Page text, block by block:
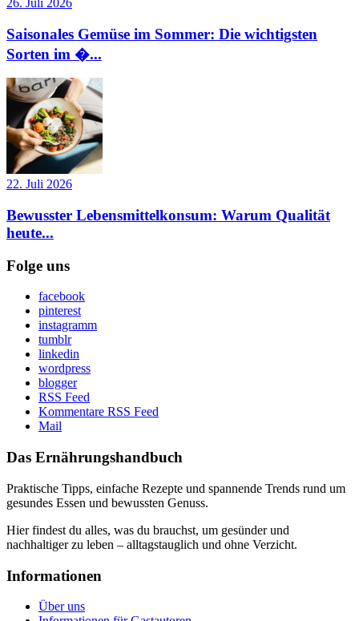
Saisonales Gemüse im Sommer: Die wichtigsten
Sorten im �...
22. Juli 2026
Bewusster Lebensmittelkonsum: Warum Qualität
heute...
Folge uns
facebook
pinterest
instagramm
tumblr
linkedin
wordpress
blogger
RSS Feed
Kommentare RSS Feed
Mail
Das Ernährungshandbuch
Praktische Tipps, einfache Rezepte und spannende Trends rund um
gesundes Essen und bewussten Genuss.
Hier findest du alles, was du brauchst, um gesünder und
nachhaltiger zu leben – alltagstauglich und ohne Verzicht.
Informationen
Über uns